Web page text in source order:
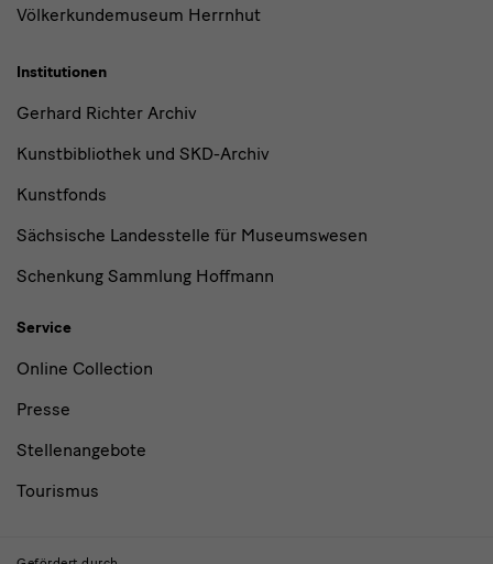
Völkerkundemuseum Herrnhut
Institutionen
Gerhard Richter Archiv
Kunstbibliothek und SKD-Archiv
Kunstfonds
Sächsische Landesstelle für Museumswesen
Schenkung Sammlung Hoffmann
Service
Online Collection
Presse
Stellenangebote
Tourismus